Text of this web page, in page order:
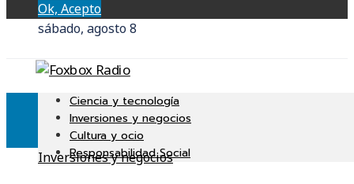
Ok, Acepto
sábado, agosto 8
Ciencia y tecnología
Inversiones y negocios
Cultura y ocio
Responsabilidad Social
Inversiones y negocios